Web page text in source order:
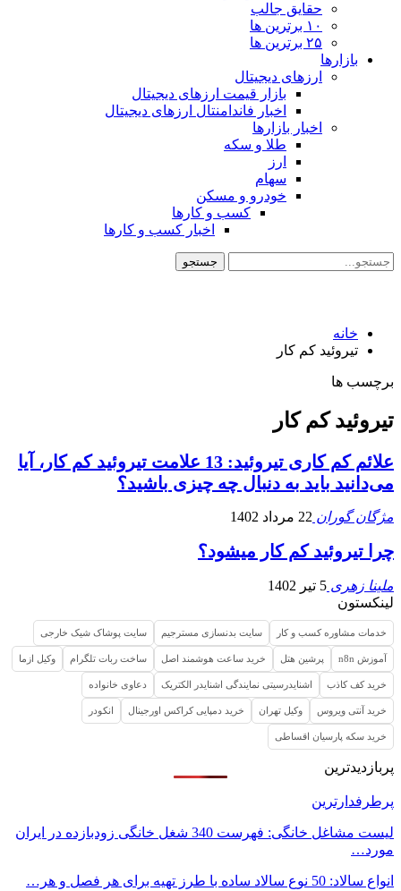
حقایق جالب
۱۰ برترین ها
۲۵ برترین ها
بازارها
ارزهای دیجیتال
بازار قیمت ارزهای دیجیتال
اخبار فاندامنتال ارزهای دیجیتال
اخبار بازارها
طلا و سکه
ارز
سهام
خودرو و مسکن
کسب و کارها
اخبار کسب و کارها
خانه
تیروئید کم کار
برچسب ها
تیروئید کم کار
علائم کم کاری تیروئید: 13 علامت تیروئید کم کار، آیا
می‌دانید باید به دنبال چه چیزی باشید؟
مژگان گوران 22 مرداد 1402
چرا تیروئید کم کار میشود؟
ملینا زهری 5 تیر 1402
لینکستون
خدمات مشاوره کسب و کار سایت بدنسازی مسترجیم سایت پوشاک شیک خارجی
آموزش n8n پرشین هتل خرید ساعت هوشمند اصل ساخت ربات تلگرام وکیل ازما
خرید کف کاذب اشنایدرسیتی نمایندگی اشنایدر الکتریک دعاوی خانواده
خرید آنتی ویروس وکیل تهران خرید دمپایی کراکس اورجینال انکودر
خرید سکه پارسیان اقساطی
پربازدیدترین
پرطرفدارترین
لیست مشاغل خانگی: فهرست 340 شغل خانگی زودبازده در ایران
مورد…
انواع سالاد: 50 نوع سالاد ساده با طرز تهیه برای هر فصل و هر…